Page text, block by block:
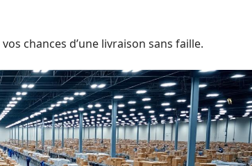
chances d’une livraison sans faille.